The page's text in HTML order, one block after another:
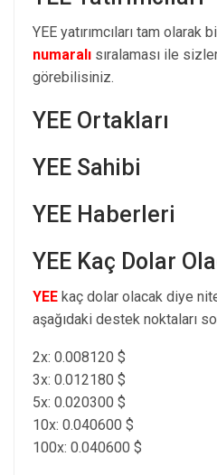
YEE yatırımcıları tam olarak
numaralı sıralaması ile
görebilisiniz.
YEE Ortakları
YEE Sahibi
YEE Haberleri
YEE Kaç Dolar
YEE kaç dolar olacak diye
aşağıdaki destek noktaları
2x: 0.008120 $
3x: 0.012180 $
5x: 0.020300 $
10x: 0.040600 $
100x: 0.040600 $